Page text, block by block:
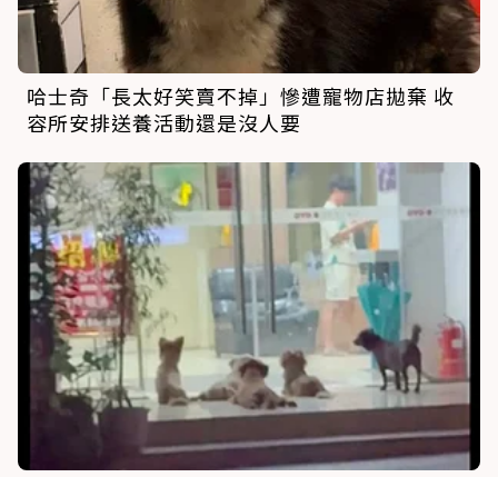
哈士奇「長太好笑賣不掉」慘遭寵物店拋棄 收
容所安排送養活動還是沒人要